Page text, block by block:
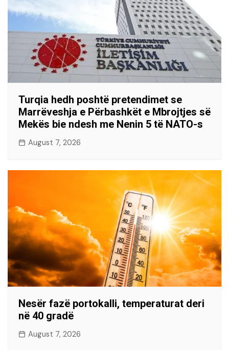
Turqia hedh poshtë pretendimet se
Marrëveshja e Përbashkët e Mbrojtjes së
Mekës bie ndesh me Nenin 5 të NATO-s
August 7, 2026
Nesër fazë portokalli, temperaturat deri
në 40 gradë
August 7, 2026